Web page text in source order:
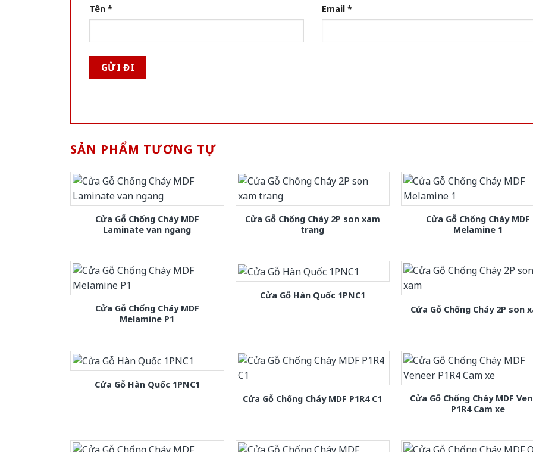
Tên * Email *
SẢN PHẨM TƯƠNG TỰ
Cửa Gỗ Chống Cháy MDF
Laminate van ngang
Cửa Gỗ Chống Cháy 2P son xam
trang
Cửa Gỗ Chống Cháy MDF
Melamine 1
Cửa Gỗ Chống Cháy MDF
Melamine P1
Cửa Gỗ Hàn Quốc 1PNC1
Cửa Gỗ Chống Cháy 2P son
Cửa Gỗ Hàn Quốc 1PNC1
Cửa Gỗ Chống Cháy MDF P1R4 C1
Cửa Gỗ Chống Cháy MDF
P1R4 Cam xe